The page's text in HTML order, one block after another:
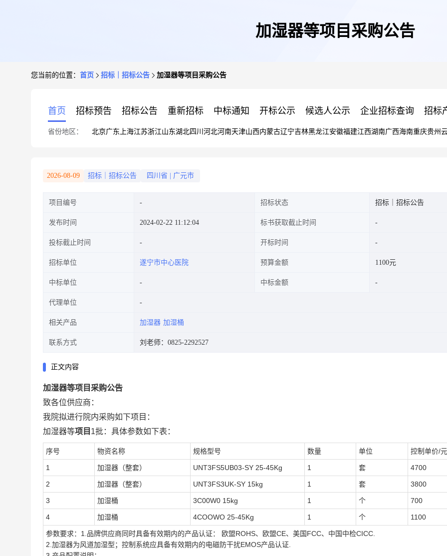
加湿器等项目采购公告
您当前的位置： 首页 招标｜招标公告 加湿器等项目采购公告
首页 招标预告 招标公告 重新招标 中标通知 开标公示 候选人公示 企业招标查询 招标
省份地区： 北京广东 上海江苏浙江山东湖北四川 河北河南天津山西内蒙古辽宁吉林黑龙江安徽福建江西湖南广西海南重庆贵州
2026-08-09 招标｜招标公告 四川省 广元市
项目编号 招标状态 招标｜招标公告
发布时间 2024-02-22 11:12:04 标书获取截止时间
投标截止时间 开标时间
招标单位 遂宁市中心医院 预算金额 1100元
中标单位 中标金额
代理单位
相关产品 加湿器 加湿桶
联系方式 刘老师：0825-2292527
正文内容
加湿器等项目采购公告
致各位供应商：
我院拟进行院内采购如下项目：
加湿器等项目 1批：具体参数如下表：
序号 物资名称 规格型号 数量 单位 控制单价/元
1 加湿器（整套） UNT3FS5UB03-SY 25-45Kg 1 套 4700
2 加湿器（整套） UNT3FS3UK-SY 15kg 1 套 3800
3 加湿桶 3C00W0 15kg 1 个 700
4 加湿桶 4COOWO 25-45Kg 1 个 1100
参数要求：1.品牌供应商同时具备有效期内的产品认证： 欧盟ROHS、欧盟CE、美国FCC、中国中检CICC.
2.加湿器为风道加湿型；控制系统应具备有效期内的电磁防干扰EMOS产品认证.